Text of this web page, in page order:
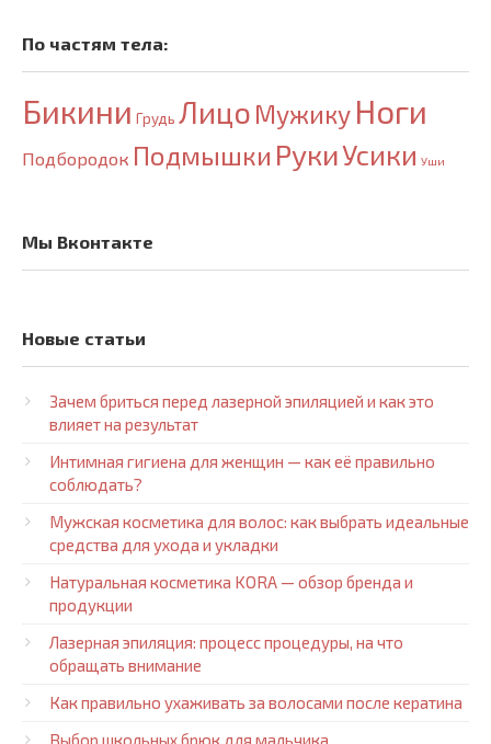
По частям тела:
Бикини Грудь Лицо Мужику Ноги
Подбородок Подмышки РукиУсики Уши
Мы Вконтакте
Новые статьи
Зачем бриться перед лазерной эпиляцией и как это
влияет на результат
Интимная гигиена для женщин — как её правильно
соблюдать?
Мужская косметика для волос: как выбрать идеальные
средства для ухода и укладки
Натуральная косметика KORA — обзор бренда и
продукции
Лазерная эпиляция: процесс процедуры, на что
обращать внимание
Как правильно ухаживать за волосами после кератина